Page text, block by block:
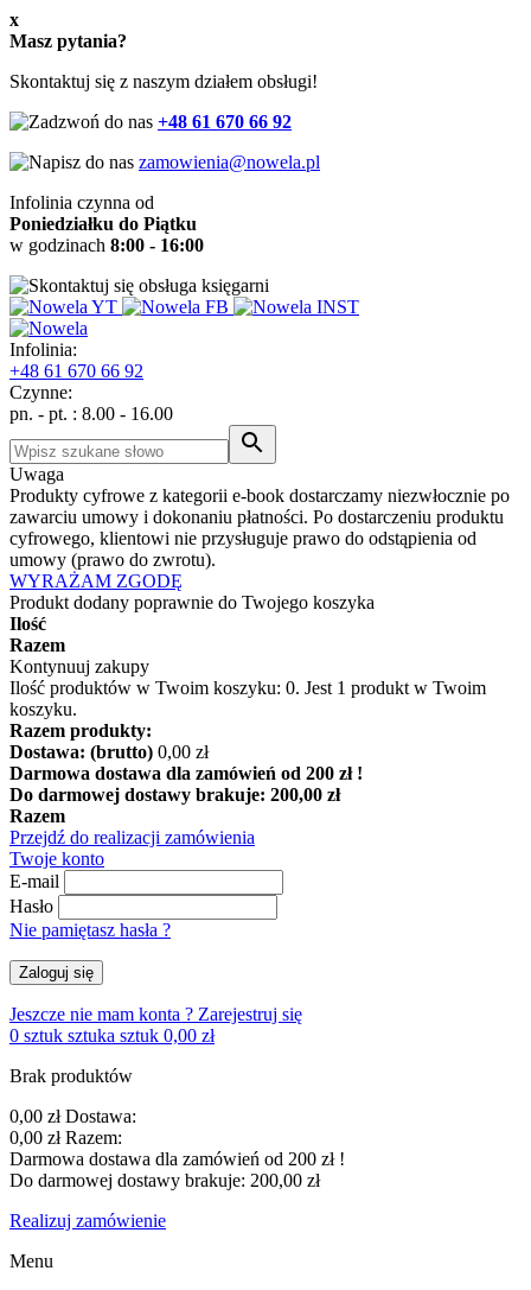
x
Masz pytania?
Skontaktuj się z naszym działem obsługi!
+48 61 670 66 92
zamowienia@nowela.pl
Infolinia czynna od
Poniedziałku do Piątku
w godzinach 8:00 - 16:00
Infolinia:
+48 61 670 66 92
Czynne:
pn. - pt. : 8.00 - 16.00
Uwaga
Produkty cyfrowe z kategorii e-book dostarczamy niezwłocznie po
zawarciu umowy i dokonaniu płatności. Po dostarczeniu produktu
cyfrowego, klientowi nie przysługuje prawo do odstąpienia od
umowy (prawo do zwrotu).
WYRAŻAM ZGODĘ
Produkt dodany poprawnie do Twojego koszyka
Ilość
Razem
Kontynuuj zakupy
Ilość produktów w Twoim koszyku: 0. Jest 1 produkt w Twoim
koszyku.
Razem produkty:
Dostawa: (brutto) 0,00 zł
Darmowa dostawa dla zamówień od 200 zł !
Do darmowej dostawy brakuje: 200,00 zł
Razem
Przejdź do realizacji zamówienia
Twoje konto
E-mail
Hasło
Nie pamiętasz hasła ?
Zaloguj się
Jeszcze nie mam konta ? Zarejestruj się
0 sztuk sztuka sztuk 0,00 zł
Brak produktów
0,00 złDostawa:
0,00 zł Razem:
Darmowa dostawa dla zamówień od 200 zł !
Do darmowej dostawy brakuje: 200,00 zł
Realizuj zamówienie
Menu